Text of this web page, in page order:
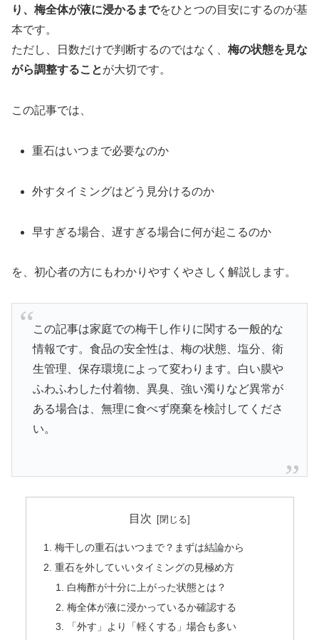
り、梅全体が液に浸かるまでをひとつの目安にするのが基
本です。
ただし、日数だけで判断するのではなく、 梅の状態を見な
がら調整することが大切です。
この記事では、
重石はいつまで必要なのか
外すタイミングはどう見分けるのか
早すぎる場合、遅すぎる場合に何が起こるのか
を、初心者の方にもわかりやすくやさしく解説します。
この記事は家庭での梅干し作りに関する一般的な
情報です。食品の安全性は、梅の状態、塩分、衛
生管理、保存環境によって変わります。白い膜や
ふわふわした付着物、異臭、強い濁りなど異常が
ある場合は、無理に食べず廃棄を検討してくださ
い。
目次
梅干しの重石はいつまで？まずは結論から
重石を外していいタイミングの見極め方
白梅酢が十分に上がった状態とは？
梅全体が液に浸かっているか確認する
「外す」より「軽くする」場合も多い